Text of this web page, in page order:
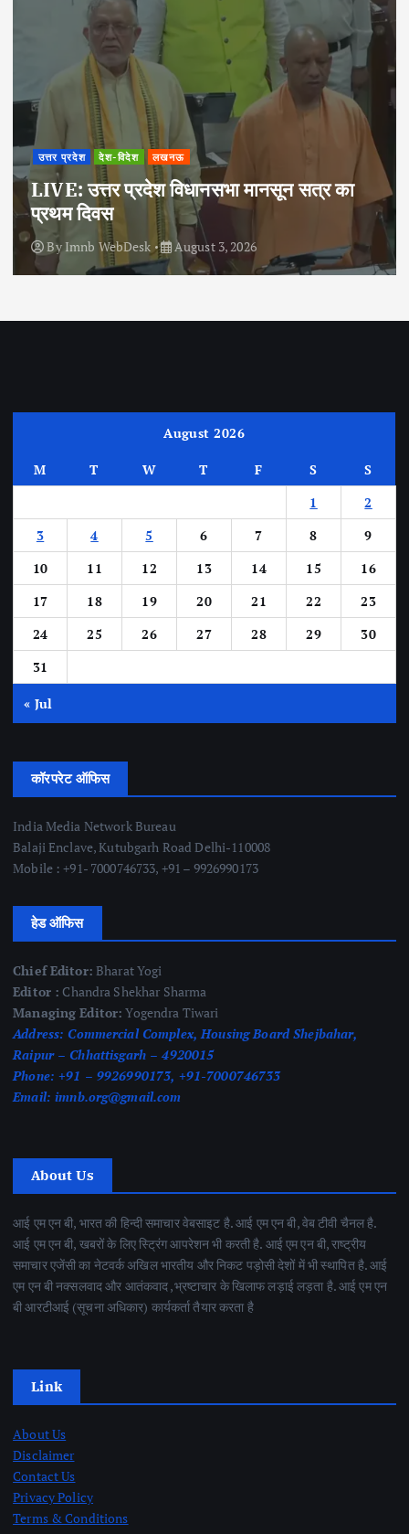
उत्तर प्रदेश देश-विदेश लखनऊ
LIVE: उत्तर प्रदेश विधानसभा मानसून सत्र का
प्रथम दिवस
ByImnb WebDesk August 3, 2026
August 2026
M T W T F S
S
1
2
3
4 5 6 7 8
9
10
11 12 13 14 15
16
17
18 19 20 21 22
23
24
25 26 27 28 29
30
31
« Jul
कॉरपरेट ऑफिस
India Media Network Bureau
Balaji Enclave, Kutubgarh Road Delhi-110008
Mobile : +91- 7000746733, +91 – 9926990173
हेड ऑफिस
Chief Editor: Bharat Yogi
Editor : Chandra Shekhar Sharma
Managing Editor: Yogendra Tiwari
Address: Commercial Complex, Housing Board Shejbahar,
Raipur – Chhattisgarh – 4920015
Phone: +91 – 9926990173, +91-7000746733
Email: imnb.org@gmail.com
About Us
आई एम एन बी, भारत की हिन्दी समाचार वेबसाइट है. आई एम एन बी, वेब टीवी चैनल है.
आई एम एन बी, खबरों के लिए स्ट्रिंग आपरेशन भी करती है. आई एम एन बी, राष्ट्रीय
समाचार एजेंसी का नेटवर्क अखिल भारतीय और निकट पड़ोसी देशों में भी स्थापित है. आई
एम एन बी नक्सलवाद और आतंकवाद ,भ्रष्टाचार के खिलाफ लड़ाई लड़ता है. आई एम एन
बी आरटीआई (सूचना अधिकार) कार्यकर्ता तैयार करता है
Link
About Us
Disclaimer
Contact Us
Privacy Policy
Terms & Conditions